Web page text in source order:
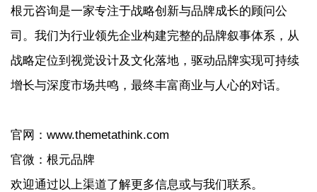
根元咨询是一家专注于战略创新与品牌成长的顾问公
司。我们为行业领先企业构建完整的品牌叙事体系，从
战略定位到视觉设计及文化落地，驱动品牌实现可持续
增长与深度市场共鸣，最终丰富商业与人心的对话。
官网：www.themetathink.com
官微：根元品牌
欢迎通过以上渠道了解更多信息或与我们联系。